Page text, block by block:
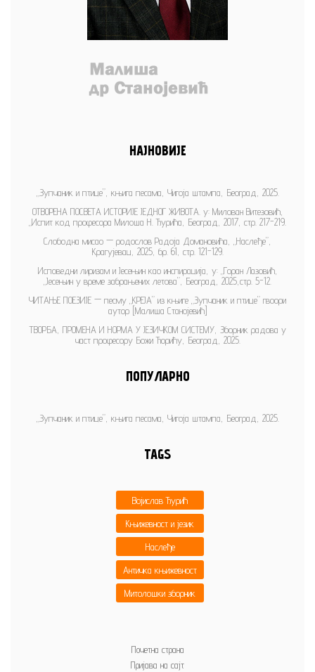
НАЈНОВИЈЕ
„Зупчаник и птице”, књига песама, Чигоја штампа, Београд, 2025.
ОТВОРЕНА ПОСВЕТА ИСТОРИЈЕ ЈЕДНОГ ЖИВОТА. у: Милован Витезовић,
„Испит код професора Милоша Н. Ђурића, Београд, 2017, стр. 217-219.
Слободна мисао — родослов Радоја Домановића, „Наслеђе”,
Крагујевац, 2025, бр. 61, стр. 121-129.
Исповедни лиризам и Јесењин као инспирација, у: „Горан Лазовић,
„Јесењин у време забрањених летова”, Београд, 2025,стр. 5-12.
ЧИТАЊЕ ПОЕЗИЈЕ — песму „КРЕЈА” из књиге „Зупчаник и птице” гвоори
аутор [Малиша Станојевић]
ТВОРБА, ПРОМЕНА И НОРМА У ЈЕЗИЧКОМ СИСТЕМУ, Зборник радова у
част професору Божи Ћорићу, Београд, 2025.
ПОПУЛАРНО
„Зупчаник и птице”, књига песама, Чигоја штампа, Београд, 2025.
TAGS
Војислав Ђурић
Књижевност и језик
Наслеђе
Античка књижевност
Митолошки зборник
Почетна страна
Пријава на сајт